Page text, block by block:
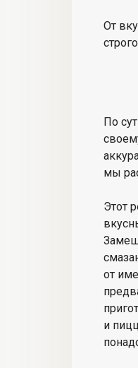
От
По
мы
Этот
от
и